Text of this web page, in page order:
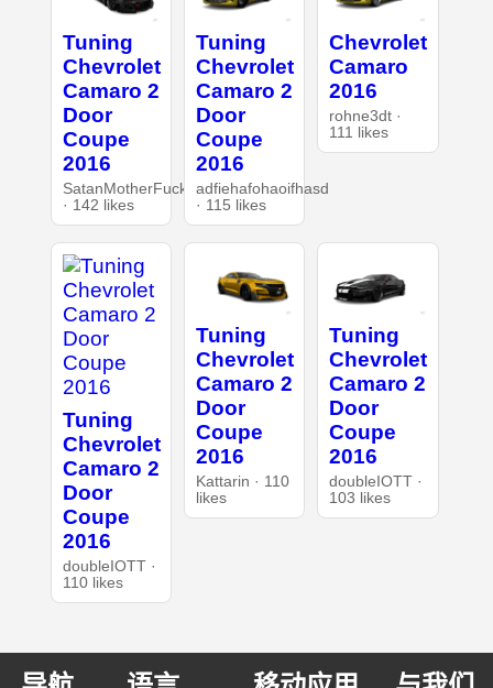
Tuning
Chevrolet
Camaro 2
Door
Coupe
2016
SatanMotherFucker
· 142 likes
Tuning
Chevrolet
Camaro 2
Door
Coupe
2016
adfiehafohaoifhasd
· 115 likes
Chevrolet
Camaro
2016
rohne3dt ·
111 likes
Tuning
Chevrolet
Camaro 2
Door
Coupe
2016
doubleIOTT ·
110 likes
Tuning
Chevrolet
Camaro 2
Door
Coupe
2016
Kattarin · 110
likes
Tuning
Chevrolet
Camaro 2
Door
Coupe
2016
doubleIOTT ·
103 likes